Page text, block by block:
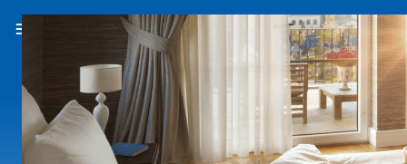
EL(€)